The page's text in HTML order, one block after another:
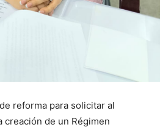
reforma para solicitar al
creación de un Régimen